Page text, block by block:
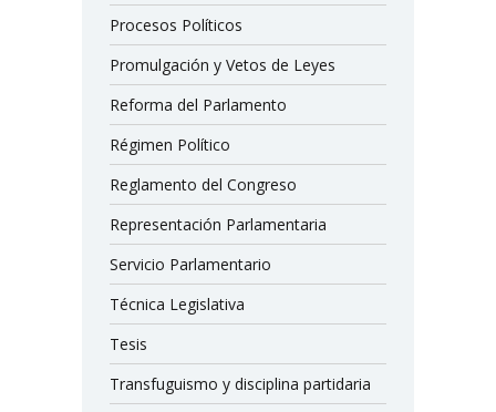
Procesos Políticos
Promulgación y Vetos de Leyes
Reforma del Parlamento
Régimen Político
Reglamento del Congreso
Representación Parlamentaria
Servicio Parlamentario
Técnica Legislativa
Tesis
Transfuguismo y disciplina partidaria